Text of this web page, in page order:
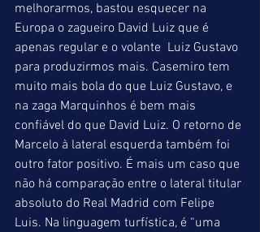
melhorarmos, bastou esquecer na
Europa o zagueiro David Luiz que é
apenas regular e o volante  Luiz Gustavo
para produzirmos mais. Casemiro tem
muito mais bola do que Luiz Gustavo, e
na zaga Marquinhos é bem mais
confiável do que David Luiz. O retorno de
Marcelo à lateral esquerda também foi
outro fator positivo. É mais um caso que
não há comparação entre o lateral titular
absoluto do Real Madrid com Felipe
Luis. Na linguagem turfística, é “uma